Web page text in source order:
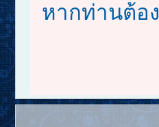
หากท่านต้อ